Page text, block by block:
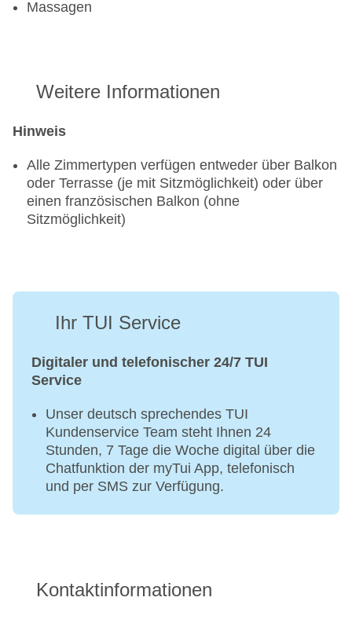
Massagen
Weitere Informationen
Hinweis
Alle Zimmertypen verfügen entweder über Balkon
oder Terrasse (je mit Sitzmöglichkeit) oder über
einen französischen Balkon (ohne
Sitzmöglichkeit)
Ihr TUI Service
Digitaler und telefonischer 24/7 TUI
Service
Unser deutsch sprechendes TUI
Kundenservice Team steht Ihnen 24
Stunden, 7 Tage die Woche digital über die
Chatfunktion der myTui App, telefonisch
und per SMS zur Verfügung.
Kontaktinformationen